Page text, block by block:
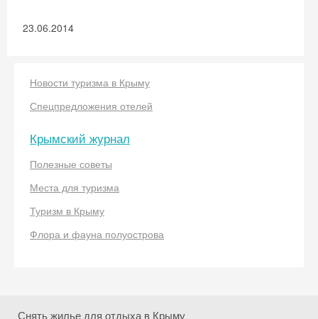
23.06.2014
Новости туризма в Крыму
Спецпредложения отелей
Крымский журнал
Полезные советы
Места для туризма
Туризм в Крыму
Флора и фауна полуострова
Снять жилье для отдыха в Крыму
Скидка −5%